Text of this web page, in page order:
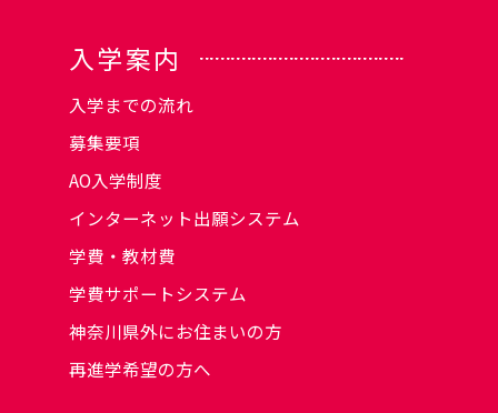
入学案内
入学までの流れ
募集要項
AO入学制度
インターネット出願システム
学費・教材費
学費サポートシステム
神奈川県外にお住まいの方
再進学希望の方へ